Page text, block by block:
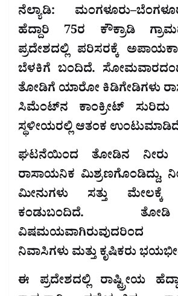
ನೆಲ್ಯಾಡಿ:
ಹೆದ್ದಾರಿ 75ರ ಕೌಕ್ರಾಡಿ
ಪ್ರದೇಶದಲ್ಲಿ ಪರಿಸರಕ್ಕೆ
ಬೆಳಕಿಗೆ ಬಂದಿದೆ.
ತೋಡಿಗೆ ಯಾರೋ ಕಿಡಿಗೇಡಿಗಳು
ಸಿಮೆಂಟ್‌ನ ಕಾಂಕ್ರೀಟ್
ಸ್ಥಳೀಯರಲ್ಲಿ ಆತಂಕ
ಘಟನೆಯಿಂದ ತೋಡಿನ ನೀರು
ರಾಸಾಯನಿಕ ಮಿಶ್ರಣಗೊಂಡಿದ್ದು,
ಮೀನುಗಳು ಸತ್ತು ಮೇಲಕ್ಕೆ
ಕಂಡುಬಂದಿದೆ.
ವಿಷಮಯವಾಗಿರುವುದರಿಂದ
ನಿವಾಸಿಗಳು ಮತ್ತು ಕೃಷಿಕರು
ಈ ಪ್ರದೇಶದಲ್ಲಿ ರಾಷ್ಟ್ರೀಯ